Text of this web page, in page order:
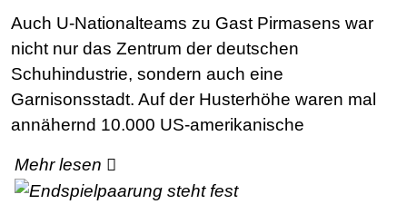
Auch U-Nationalteams zu Gast Pirmasens war
nicht nur das Zentrum der deutschen
Schuhindustrie, sondern auch eine
Garnisonsstadt. Auf der Husterhöhe waren mal
annähernd 10.000 US-amerikanische
Mehr lesen